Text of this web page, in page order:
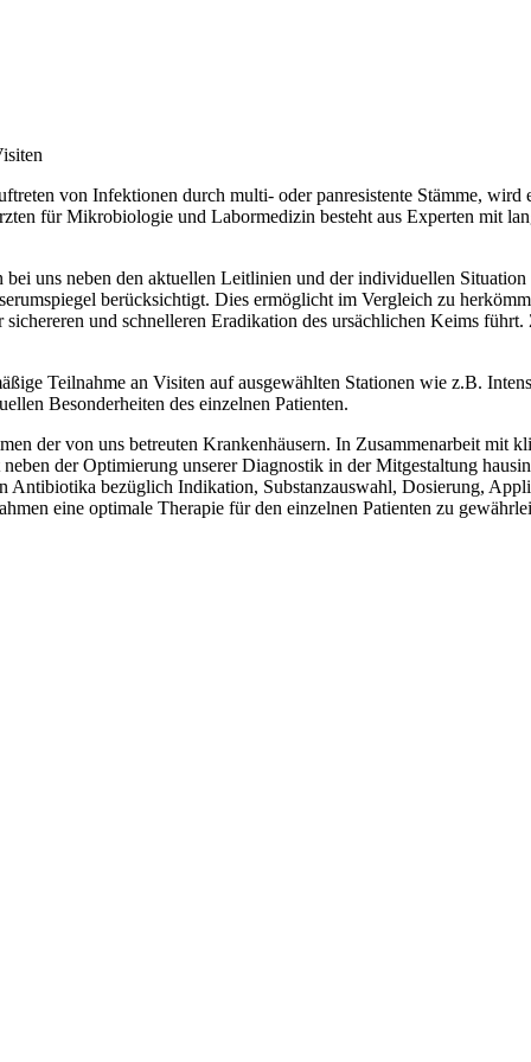
von Infektionen durch multi- oder panresistente Stämme,
für Mikrobiologie und Labormedizin besteht aus Experten mit
uns neben den aktuellen Leitlinien und der individuellen
berücksichtigt. Dies ermöglicht im Vergleich zu
und schnelleren Eradikation des ursächlichen Keims
Teilnahme an Visiten auf ausgewählten Stationen wie z.B.
Besonderheiten des einzelnen Patienten.
der von uns betreuten Krankenhäusern. In Zusammenarbeit mit
der Optimierung unserer Diagnostik in der Mitgestaltung
Antibiotika bezüglich Indikation, Substanzauswahl, Dosierung,
eine optimale Therapie für den einzelnen Patienten zu